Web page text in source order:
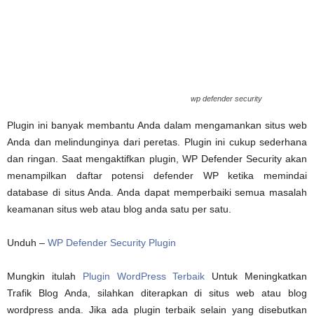
wp defender security
Plugin ini banyak membantu Anda dalam mengamankan situs web
Anda dan melindunginya dari peretas. Plugin ini cukup sederhana
dan ringan. Saat mengaktifkan plugin, WP Defender Security akan
menampilkan daftar potensi defender WP ketika memindai
database di situs Anda. Anda dapat memperbaiki semua masalah
keamanan situs web atau blog anda satu per satu.
Unduh – WP Defender Security Plugin
Mungkin itulah Plugin WordPress Terbaik Untuk Meningkatkan
Trafik Blog Anda, silahkan diterapkan di situs web atau blog
wordpress anda. Jika ada plugin terbaik selain yang disebutkan